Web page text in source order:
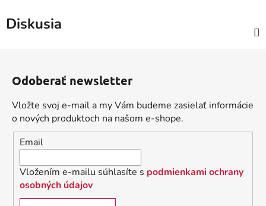
Diskusia
Odoberať newsletter
Vložte svoj e-mail a my Vám budeme zasielať informácie
o nových produktoch na našom e-shope.
Email
Vložením e-mailu súhlasíte s podmienkami ochrany
osobných údajov